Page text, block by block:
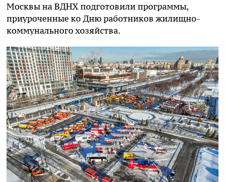
Москвы на ВДНХ подготовили программы,
приуроченные ко Дню работников жилищно-
коммунального хозяйства.